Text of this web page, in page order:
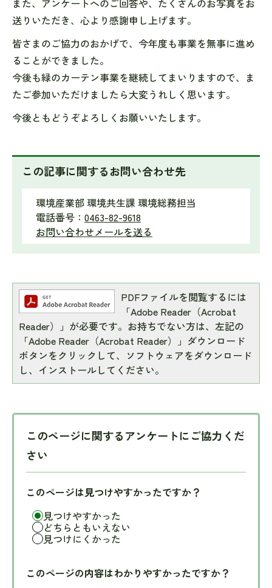
送りいただき、心より感謝申し上げます。
皆さまのご協力のおかげで、今年度も事業を無事に進め
ることができました。
今後も緑のカーテン事業を継続してまいりますので、ま
たご参加いただけましたら大変うれしく思います。
今後ともどうぞよろしくお願いいたします。
この記事に関するお問い合わせ先
環境産業部 環境共生課 環境総務担当
電話番号： 0463-82-9618
お問い合わせメールを送る
PDFファイルを閲覧するには
「Adobe Reader（Acrobat
Reader）」が必要です。お持ちでない方は、左記の
「Adobe Reader（Acrobat Reader）」ダウンロード
ボタンをクリックして、ソフトウェアをダウンロード
し、インストールしてください。
このページに関するアンケートにご協力くだ
さい
このページは見つけやすかったですか？
見つけやすかった
どちらともいえない
見つけにくかった
このページの内容はわかりやすかったですか？